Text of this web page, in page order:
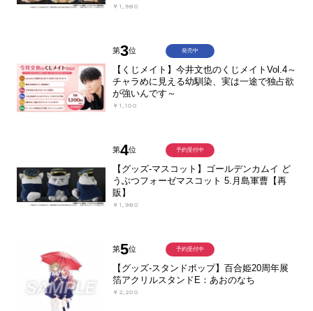
￥1,980
第3位
【くじメイト】今井文也のくじメイトVol.4～
チャラめに見える幼馴染、実は一途で独占欲
が強いんです～
￥1,100
発売中
第4位
【グッズ-マスコット】ゴールデンカムイ ど
うぶつフォーゼマスコット 5.月島軍曹【再
販】
￥1,980
予約受付中
第5位
【グッズ-スタンドポップ】百合姫20周年展
箔アクリルスタンドE：あおのなち
￥2,200
予約受付中